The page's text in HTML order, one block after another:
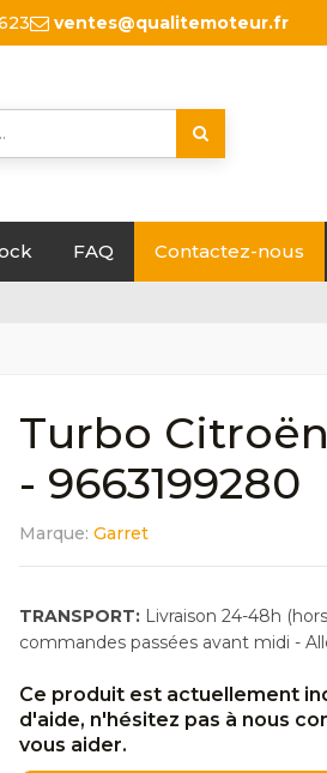
ventes@qualitemoteur.fr
FAQ Contactez-nous
Turbo
- 9663199280
Marque: Garret
TRANSPORT: Livraison 24-48h
commandes passées avant midi -
Ce produit est actuellement
d'aide, n'hésitez pas à nous
vous aider.